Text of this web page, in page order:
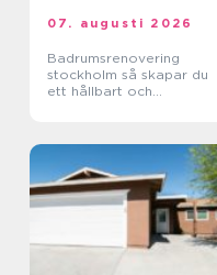
07. augusti 2026
Badrumsrenovering
stockholm så skapar du
ett hållbart och